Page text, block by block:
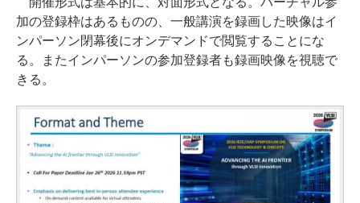
加の登録枠はあるものの、一般講演を録画した映像はイ
ンパーソン閉幕後にオンデマンドで閲覧することにな
る。またインパーソンの参加登録者も録画映像を視聴で
きる。